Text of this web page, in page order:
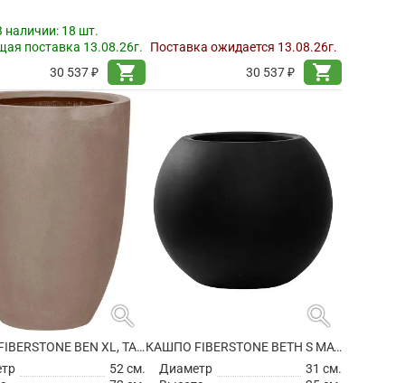
наличии: 18 шт.
поставка 13.08.26г.
30 537 ₽
shopping_cart
Поставка ожидается 13.08.26г.
30 537 ₽
shopping_cart
search
КАШПО FIBERSTONE BEN XL, TAUPE
52 см.
search
КАШПО FIBERSTONE BETH S MATT BLACK
Диаметр
31 см.